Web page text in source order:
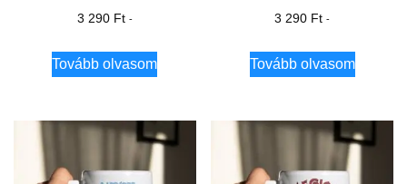
3 290 Ft -
Tovább olvasom
3 290 Ft -
Tovább olvasom